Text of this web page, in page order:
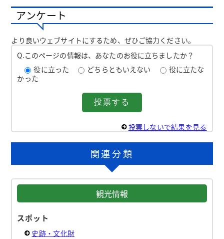
アンケート
より良いウェブサイトにするため、ぜひご協力ください。
Q.このページの情報は、あなたのお役に立ちましたか？
役に立った
どちらともいえない
役に立たな
かった
投票しないで結果を見る
関連分類
観光情報
スポット
史跡・文化財